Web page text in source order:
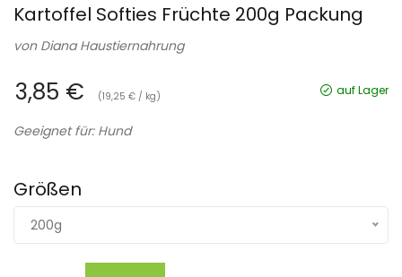
Kartoffel Softies Früchte 200g Packung
von Diana Haustiernahrung
3,85 € (19,25 € / kg) auf Lager
Geeignet für: Hund
Größen
200g